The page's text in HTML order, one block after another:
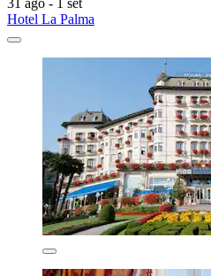
Hotel La Palma